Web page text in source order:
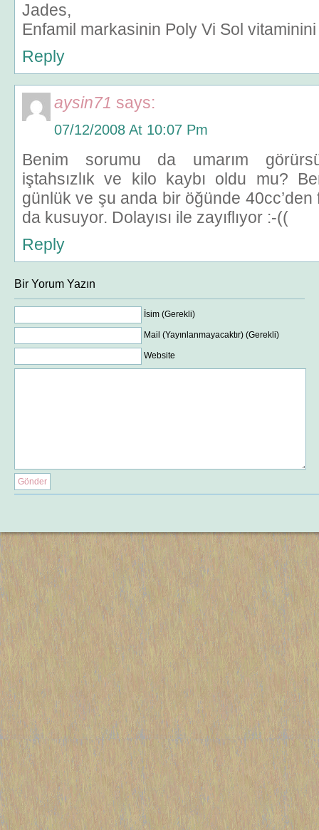
Jades,
Enfamil markasinin Poly Vi Sol
Reply
aysin71 says:
07/12/2008 At 10:07 Pm
Benim sorumu da umarım
iştahsızlık ve kilo kaybı oldu mu?
günlük ve şu anda bir öğünde 40cc’den
da kusuyor. Dolayısı ile zayıflıyor :-((
Reply
Bir Yorum Yazın
İsim (Gerekli)
Mail (Yayınlanmayacaktır) (Gerekli)
Website